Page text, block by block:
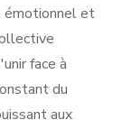
émotionnel et
face à
du
aux